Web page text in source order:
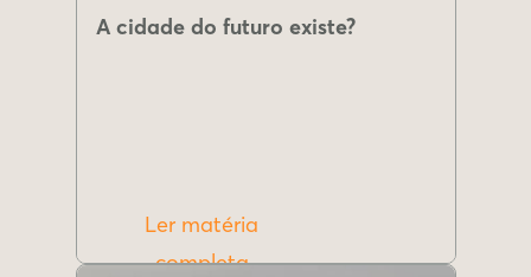
A cidade do futuro existe?
Ler matéria
completa